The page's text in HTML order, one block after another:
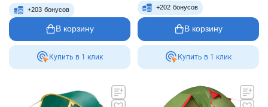
+203 бонусов
В корзину
Купить в 1 клик
+202 бонусов
В корзину
Купить в 1 клик